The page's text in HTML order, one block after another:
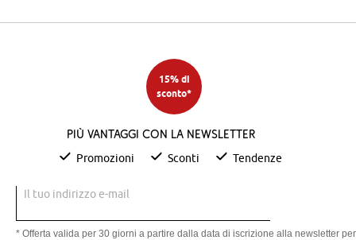
15% di
sconto*
Più vantaggi con la newsletter
Promozioni Sconti Tendenze
Il tuo indirizzo e-mail
* Offerta valida per 30 giorni a partire dalla data di iscrizione alla newsletter per